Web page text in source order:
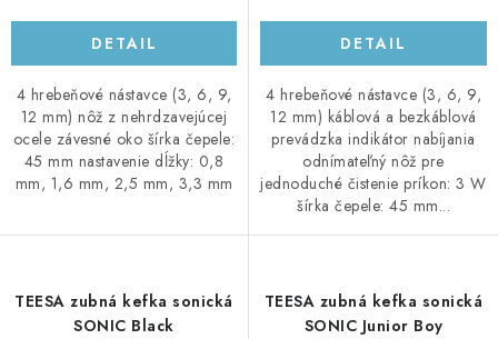
DETAIL
4 hrebeňové nástavce (3, 6, 9,
12 mm) nôž z nehrdzavejúcej
ocele závesné oko šírka čepele:
45 mm nastavenie dĺžky: 0,8
mm, 1,6 mm, 2,5 mm, 3,3 mm
DETAIL
4 hrebeňové nástavce (3, 6, 9,
12 mm) káblová a bezkáblová
prevádzka indikátor nabíjania
odnímateľný nôž pre
jednoduché čistenie príkon: 3 W
šírka čepele: 45 mm...
TEESA zubná kefka sonická
SONIC Black
TEESA zubná kefka sonická
SONIC Junior Boy